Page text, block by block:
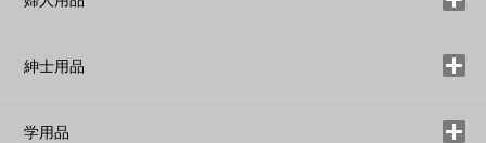
紳士用品
学用品